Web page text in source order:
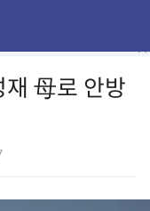
재 母로 안방